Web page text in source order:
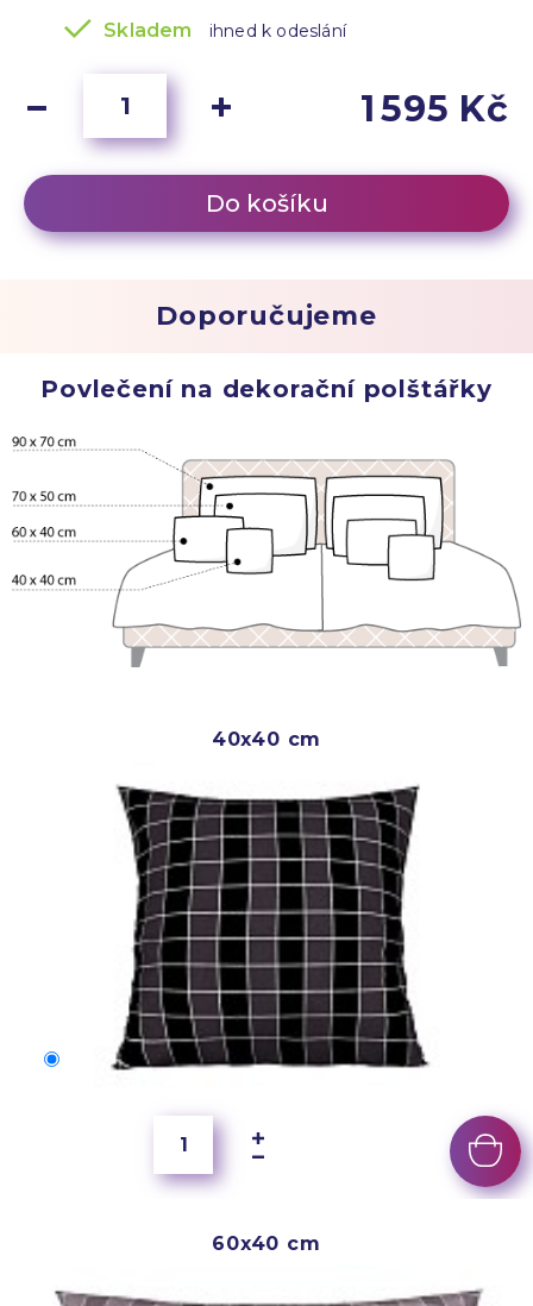
Skladem ihned k odeslání
1 595 Kč
Do košíku
Doporučujeme
Povlečení na dekorační polštářky
40x40 cm
40x40 cm
60x40 cm